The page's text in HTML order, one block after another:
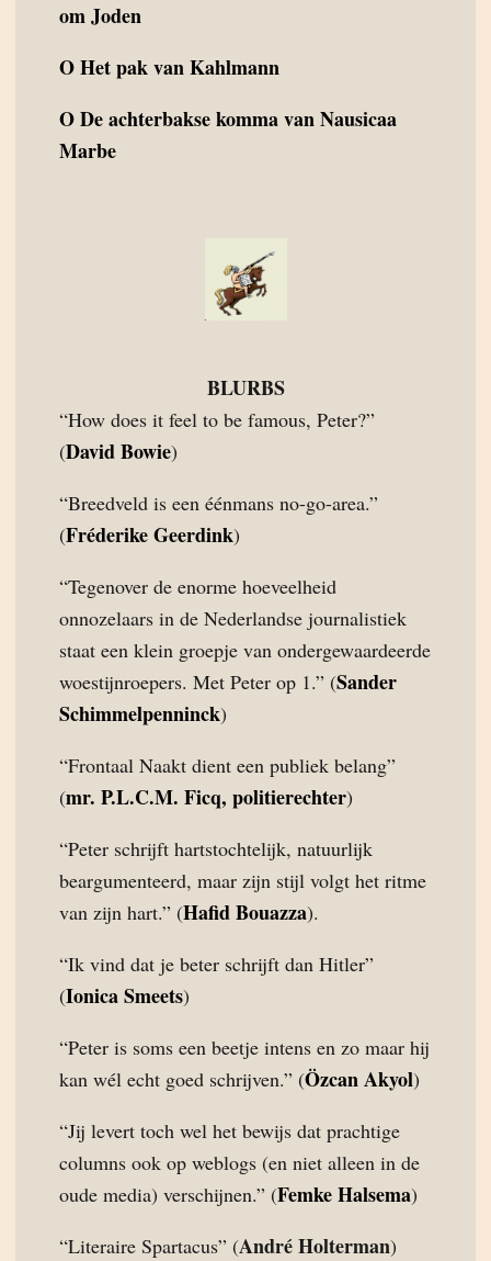
om Joden
OHet pak van Kahlmann
ODe achterbakse komma van Nausicaa
Marbe
BLURBS
“How does it feel to be famous, Peter?”
(David Bowie)
“Breedveld is een éénmans no-go-area.”
(Fréderike Geerdink)
“Tegenover de enorme hoeveelheid
onnozelaars in de Nederlandse journalistiek
staat een klein groepje van ondergewaardeerde
woestijnroepers. Met Peter op 1.” (Sander
Schimmelpenninck)
“Frontaal Naakt dient een publiek belang”
(mr. P.L.C.M. Ficq, politierechter)
“Peter schrijft hartstochtelijk, natuurlijk
beargumenteerd, maar zijn stijl volgt het ritme
van zijn hart.” (Hafid Bouazza).
“Ik vind dat je beter schrijft dan Hitler”
(Ionica Smeets)
“Peter is soms een beetje intens en zo maar hij
kan wél echt goed schrijven.” (Özcan Akyol)
“Jij levert toch wel het bewijs dat prachtige
columns ook op weblogs (en niet alleen in de
oude media) verschijnen.” (Femke Halsema)
“Literaire Spartacus” (André Holterman)